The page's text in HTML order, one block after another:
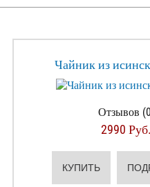
Чайник из
Отзывов
2990 Руб.
КУПИТЬ